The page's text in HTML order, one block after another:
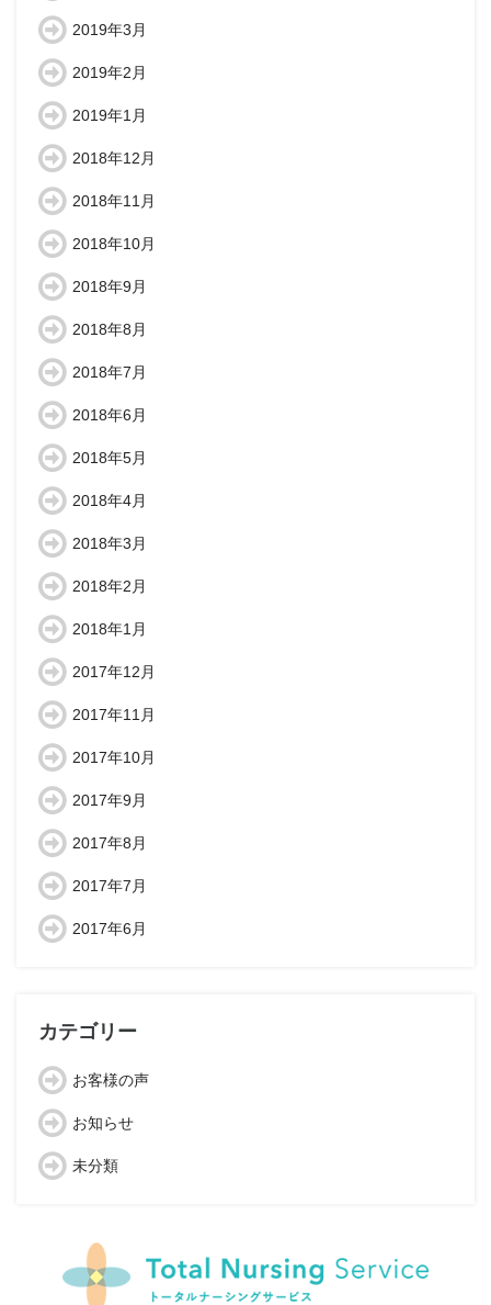
2019年3月
2019年2月
2019年1月
2018年12月
2018年11月
2018年10月
2018年9月
2018年8月
2018年7月
2018年6月
2018年5月
2018年4月
2018年3月
2018年2月
2018年1月
2017年12月
2017年11月
2017年10月
2017年9月
2017年8月
2017年7月
2017年6月
カテゴリー
お客様の声
お知らせ
未分類